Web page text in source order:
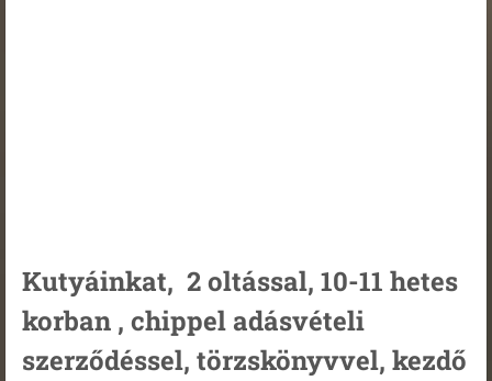
Kutyáinkat, 2 oltással, 10-11 hetes
korban , chippel adásvételi
szerződéssel, törzskönyvvel, kezdő